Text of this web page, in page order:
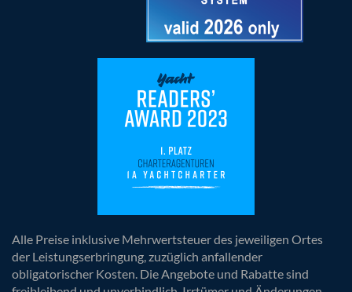
Alle Preise inklusive Mehrwertsteuer des jeweiligen Ortes
der Leistungserbringung, zuzüglich anfallender
obligatorischer Kosten. Die Angebote und Rabatte sind